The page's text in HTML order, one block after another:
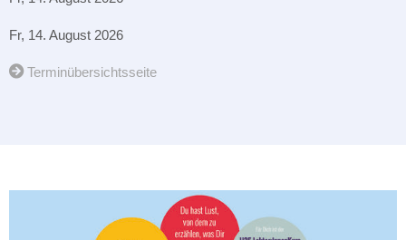
Fr, 14. August 2026
Terminübersichtsseite